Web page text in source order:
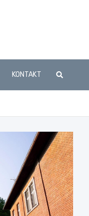
KONTAKT